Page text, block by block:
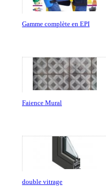
Gamme complète en EPI
Faience Mural
double vitrage